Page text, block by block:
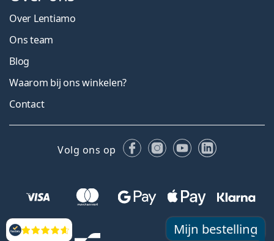
Beoordelingen Mijn bestelling
Over Lentiamo
Ons team
Blog
Waarom bij ons winkelen?
Contact
Volg ons op FacebookInstagram
YouTubeLinkedIn